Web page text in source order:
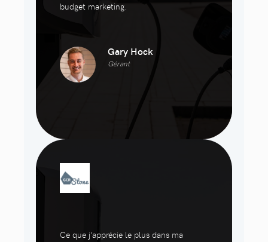
budget marketing.
Gary Hock
Gérant
Ce que j’apprécie le plus dans ma